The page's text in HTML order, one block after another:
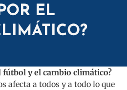
EL
fútbol y el cambio climático?
afecta a todos y a todo lo que